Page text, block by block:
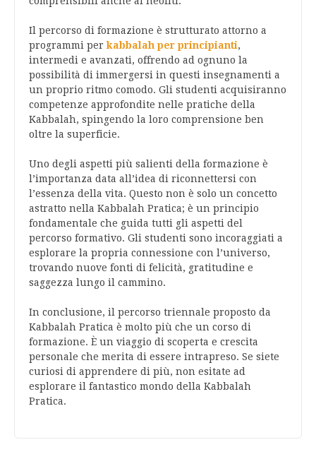
Il percorso di formazione è strutturato attorno a
programmi perkabbalah per principianti,
intermedi e avanzati, offrendo ad ognuno la
possibilità di immergersi in questi insegnamenti a
un proprio ritmo comodo. Gli studenti acquisiranno
competenze approfondite nelle pratiche della
Kabbalah, spingendo la loro comprensione ben
oltre la superficie.
Uno degli aspetti più salienti della formazione è
l’importanza data all’idea di riconnettersi con
l’essenza della vita. Questo non è solo un concetto
astratto nella Kabbalah Pratica; è un principio
fondamentale che guida tutti gli aspetti del
percorso formativo. Gli studenti sono incoraggiati a
esplorare la propria connessione con l’universo,
trovando nuove fonti di felicità, gratitudine e
saggezza lungo il cammino.
In conclusione, il percorso triennale proposto da
Kabbalah Pratica è molto più che un corso di
formazione. È un viaggio di scoperta e crescita
personale che merita di essere intrapreso. Se siete
curiosi di apprendere di più, non esitate ad
esplorare il fantastico mondo della Kabbalah
Pratica.